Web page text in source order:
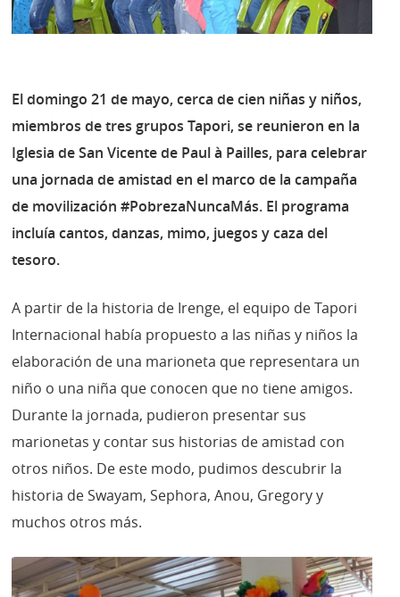
El domingo 21 de mayo, cerca de cien niñas y niños,
miembros de tres grupos Tapori, se reunieron en la
Iglesia de San Vicente de Paul à Pailles, para celebrar
una jornada de amistad en el marco de la campaña
de movilización #PobrezaNuncaMás. El programa
incluía cantos, danzas, mimo, juegos y caza del
tesoro.
A partir de la historia de Irenge, el equipo de Tapori
Internacional había propuesto a las niñas y niños la
elaboración de una marioneta que representara un
niño o una niña que conocen que no tiene amigos.
Durante la jornada, pudieron presentar sus
marionetas y contar sus historias de amistad con
otros niños. De este modo, pudimos descubrir la
historia de Swayam, Sephora, Anou, Gregory y
muchos otros más.